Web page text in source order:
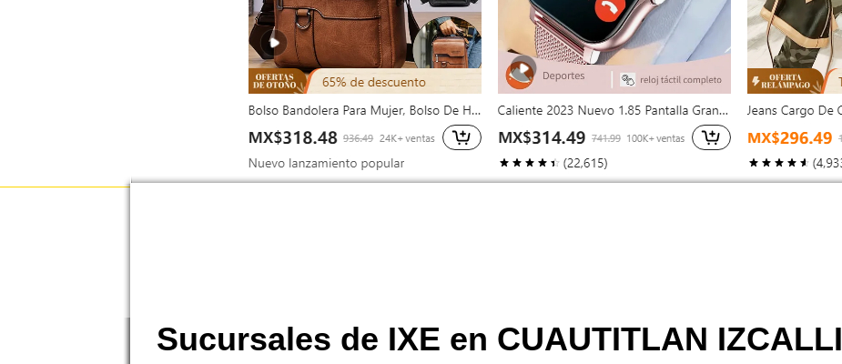
Sucursales de IXE en CUAUTITLAN IZCALLI